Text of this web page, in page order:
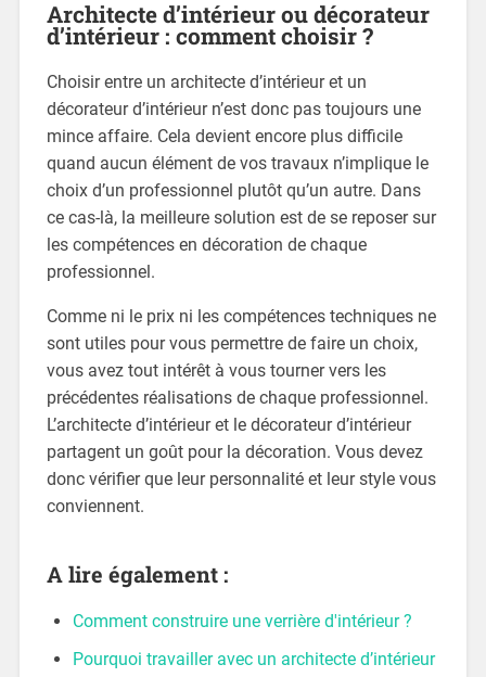
Architecte d’intérieur ou décorateur
d’intérieur : comment choisir ?
Choisir entre un architecte d’intérieur et un
décorateur d’intérieur n’est donc pas toujours une
mince affaire. Cela devient encore plus difficile
quand aucun élément de vos travaux n’implique le
choix d’un professionnel plutôt qu’un autre. Dans
ce cas-là, la meilleure solution est de se reposer sur
les compétences en décoration de chaque
professionnel.
Comme ni le prix ni les compétences techniques ne
sont utiles pour vous permettre de faire un choix,
vous avez tout intérêt à vous tourner vers les
précédentes réalisations de chaque professionnel.
L’architecte d’intérieur et le décorateur d’intérieur
partagent un goût pour la décoration. Vous devez
donc vérifier que leur personnalité et leur style vous
conviennent.
A lire également :
Comment construire une verrière d'intérieur ?
Pourquoi travailler avec un architecte d’intérieur